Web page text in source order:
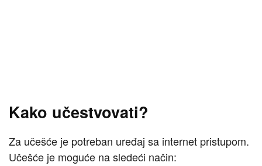
Kako učestvovati?
Za učešće je potreban uređaj sa internet pristupom.
Učešće je moguće na sledeći način: